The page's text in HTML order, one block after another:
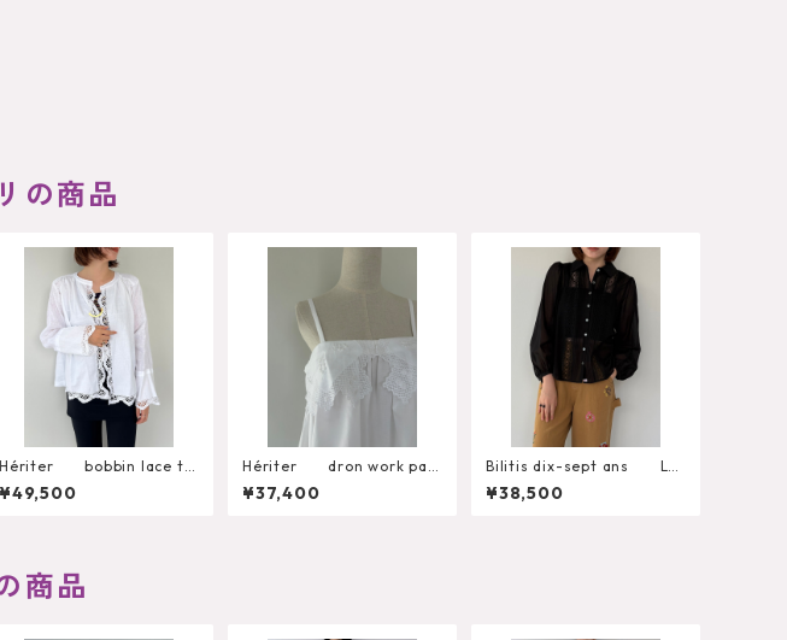
の商品
Hériter bobbin lace ta
blecloth blouse H0-0
0-3099
¥49,500
Hériter dron work part
s camisole H0-00-30
92
¥37,400
Bilitis dix-sept ans Lac
e+Tuck Blouse 2911-959
¥38,500
商品